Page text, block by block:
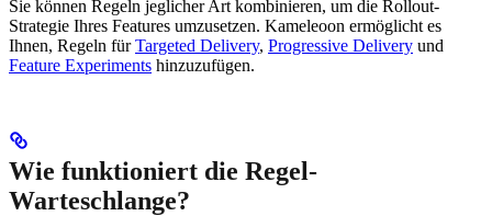
Sie können Regeln jeglicher Art kombinieren, um die Rollout-
Strategie Ihres Features umzusetzen. Kameleoon ermöglicht es
Ihnen, Regeln fürTargeted Delivery, Progressive Delivery und
Feature Experiments hinzuzufügen.
Wie funktioniert die Regel-
Warteschlange?